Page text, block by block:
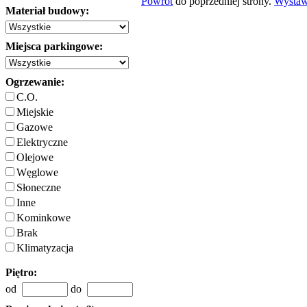
Materiał budowy:
Miejsca parkingowe:
Ogrzewanie:
C.O.
Miejskie
Gazowe
Elektryczne
Olejowe
Węglowe
Słoneczne
Inne
Kominkowe
Brak
Klimatyzacja
Piętro:
od
do